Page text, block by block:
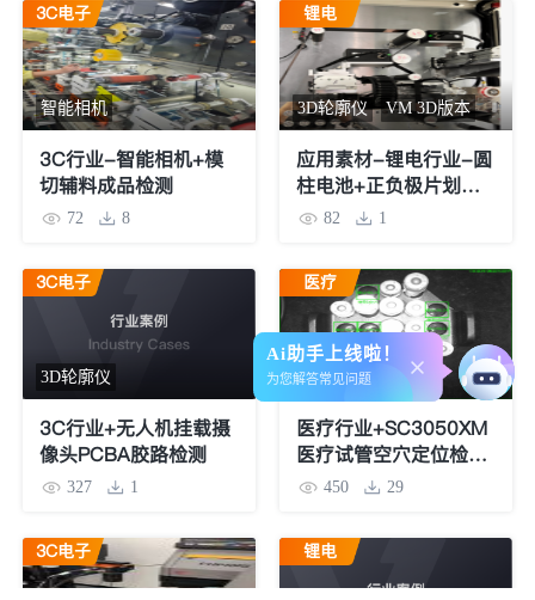
Ai助手上线啦！
为您解答常见问题
3C电子
智能相机
3C行业-智能相机+模
切辅料成品检测
72 8
锂电
3D轮廓仪 VM 3D版本
应用素材-锂电行业-圆
柱电池+正负极片划线
检测82 1
3C电子
3D轮廓仪
3C行业+无人机挂载摄
像头PCBA胶路检测
327 1
医疗
智能相机
医疗行业+SC3050XM
医疗试管空穴定位检测
案例450 29
3C电子 锂电